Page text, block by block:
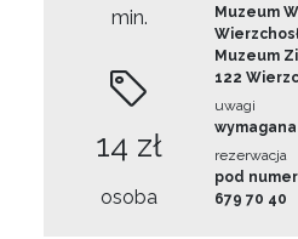
min.
14 zł
osoba
Muzeum
Muzeum
122
uwagi
rezerwacja
pod
679 70 40